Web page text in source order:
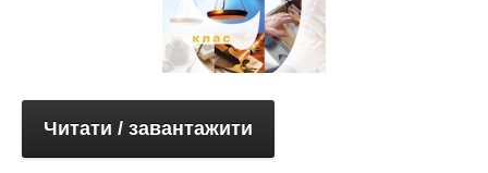
Читати / завантажити